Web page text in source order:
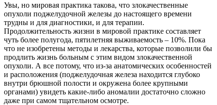
Увы, но мировая практика такова, что злокачественные
опухоли поджелудочной железы до настоящего времени
трудны и для диагностики, и для терапии.
Продолжительность жизни в мировой практике составляет
чуть более полугода, пятилетняя выживаемость – 10%. Пока
что не изобретены методы и лекарства, которые позволили бы
продлить жизнь больным с этим видом злокачественной
опухоли. А все потому, что из-за анатомических особенностей
и расположения (поджелудочная железа находится глубоко
внутри брюшной полости и окружена более крупными
органами) увидеть какие-либо аномалии достаточно сложно
даже при самом тщательном осмотре.